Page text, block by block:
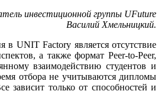
инвестиционной группы UFuture
Василий Хмельницкий.
в UNIT Factory является отсутствие
а также формат Peer-to-Peer,
взаимодействию студентов и
отбора не учитываются дипломы
зависит только от способностей и